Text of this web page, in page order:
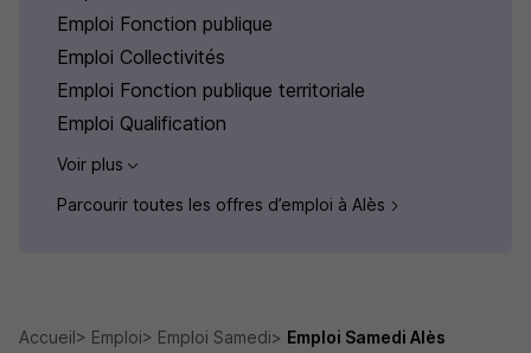
Emploi Fonction publique
Emploi Collectivités
Emploi Fonction publique territoriale
Emploi Qualification
Voir plus
Parcourir toutes les offres d’emploi à Alès
Accueil Emploi Emploi Samedi Emploi Samedi Alès